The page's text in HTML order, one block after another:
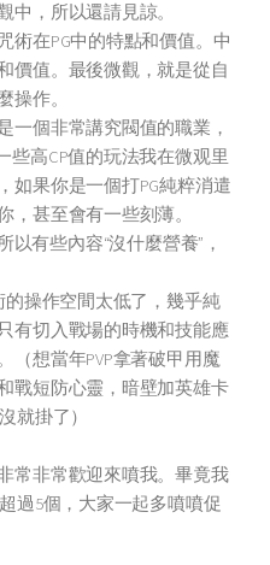
中，所以還請見諒。
術在PG中的特點和價值。中
價值。最後微觀，就是從自
操作。
一個非常講究閥值的職業，
高CP值的玩法我在微观里
如果你是一個打PG純粹消遣
，甚至會有一些刻薄。
有些內容“沒什麼營養”，
的操作空間太低了，幾乎純
有切入戰場的時機和技能應
（想當年PVP拿著破甲用魔
戰短防心靈，暗壁加英雄卡
就掛了）
常非常歡迎來噴我。畢竟我
過5個，大家一起多噴噴促